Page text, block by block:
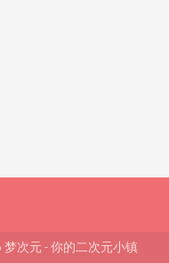
次元 - 你的二次元小镇